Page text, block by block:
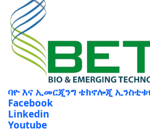
ባዮ እና ኢመርጂንግ ቴክኖሎጂ
Facebook
Linkedin
Youtube